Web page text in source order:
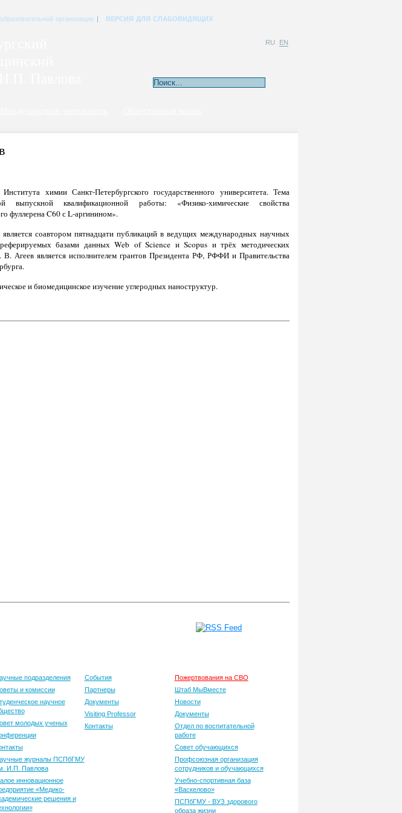
RU EN
организации | ВЕРСИЯ ДЛЯ СЛАБОВИДЯЩИХ
химии Санкт-Петербургского государственного университета. Тема
выпускной квалификационной работы: «Физико-химические свойства
фуллерена C60 с L-аргинином».
соавтором пятнадцати публикаций в ведущих международных научных
базами данных Web of Science и Scopus и трёх методических
Агеев является исполнителем грантов Президента РФ, РФФИ и Правительства
и биомедицинское изучение углеродных наноструктур.
подразделения
и комиссии
научное
молодых ученых
журналы ПСПбГМУ
И.П. Павлова
инновационное
«Медико-
решения и
События
Партнеры
Документы
Visiting Professor
Контакты
Пожертвования на СВО
Штаб МыВместе
Новости
Документы
Отдел по воспитательной
работе
Совет обучающихся
Профсоюзная организация
сотрудников и обучающихся
Учебно-спортивная база
«Васкелово»
ПСПбГМУ - ВУЗ здорового
образа жизни